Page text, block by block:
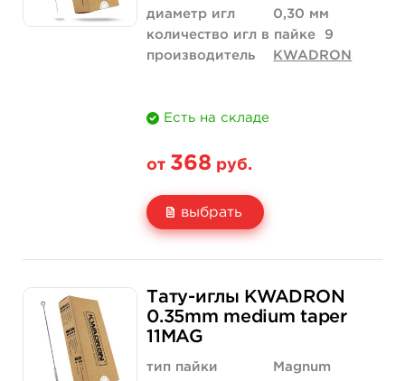
диаметр игл
0,30 мм
количество игл в пайке
9
производитель
KWADRON
Есть на складе
от 368 руб.
выбрать
Цена
Количество
368 руб.
купить
736 руб.
Тату-иглы KWADRON
0.35mm medium taper
11MAG
тип пайки
Magnum